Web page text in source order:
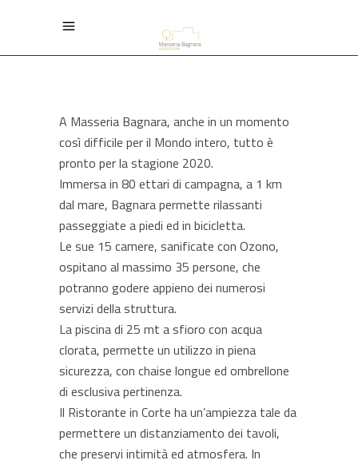
A Masseria Bagnara, anche in un momento
così difficile per il Mondo intero, tutto è
pronto per la stagione 2020.
Immersa in 80 ettari di campagna, a 1 km
dal mare, Bagnara permette rilassanti
passeggiate a piedi ed in bicicletta.
Le sue 15 camere, sanificate con Ozono,
ospitano al massimo 35 persone, che
potranno godere appieno dei numerosi
servizi della struttura.
La piscina di 25 mt a sfioro con acqua
clorata, permette un utilizzo in piena
sicurezza, con chaise longue ed ombrellone
di esclusiva pertinenza.
Il Ristorante in Corte ha un’ampiezza tale da
permettere un distanziamento dei tavoli,
che preservi intimità ed atmosfera. In